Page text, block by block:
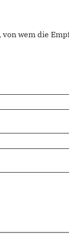
wem die